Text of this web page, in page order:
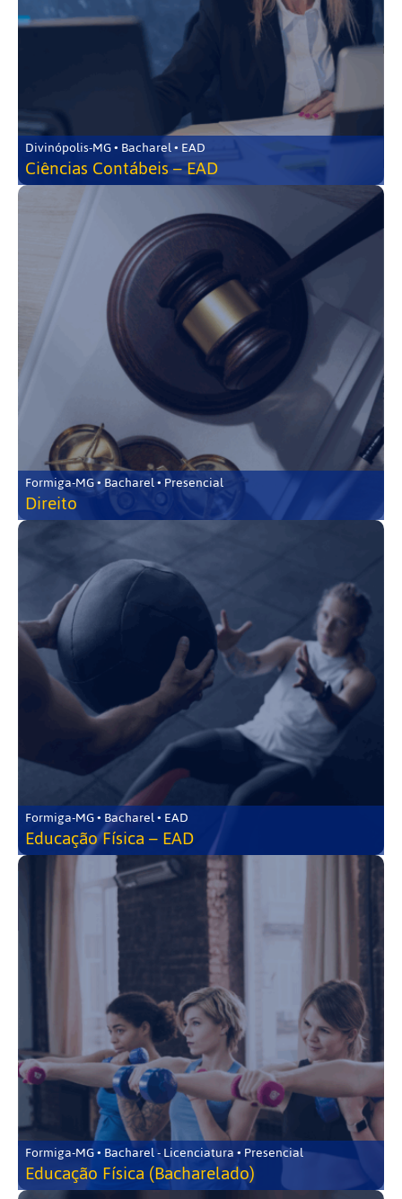
Divinópolis-MG • Bacharel • EAD
Ciências Contábeis – EAD
Formiga-MG • Bacharel • Presencial
Direito
Formiga-MG • Bacharel • EAD
Educação Física – EAD
Formiga-MG • Bacharel - Licenciatura • Presencial
Educação Física (Bacharelado)